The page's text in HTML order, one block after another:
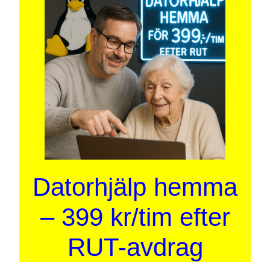
Datorhjälp hemma
– 399 kr/tim efter
RUT-avdrag